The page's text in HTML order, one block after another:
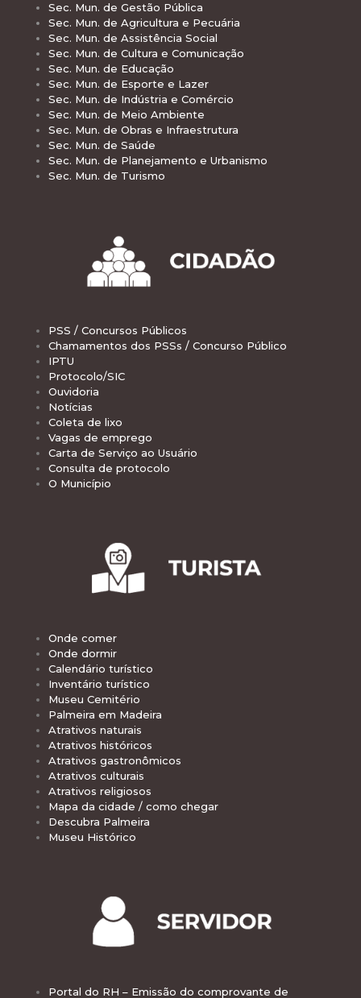
Sec. Mun. de Gestão Pública
Sec. Mun. de Agricultura e Pecuária
Sec. Mun. de Assistência Social
Sec. Mun. de Cultura e Comunicação
Sec. Mun. de Educação
Sec. Mun. de Esporte e Lazer
Sec. Mun. de Indústria e Comércio
Sec. Mun. de Meio Ambiente
Sec. Mun. de Obras e Infraestrutura
Sec. Mun. de Saúde
Sec. Mun. de Planejamento e Urbanismo
Sec. Mun. de Turismo
PSS / Concursos Públicos
Chamamentos dos PSSs / Concurso Público
IPTU
Protocolo/SIC
Ouvidoria
Notícias
Coleta de lixo
Vagas de emprego
Carta de Serviço ao Usuário
Consulta de protocolo
O Município
Onde comer
Onde dormir
Calendário turístico
Inventário turístico
Museu Cemitério
Palmeira em Madeira
Atrativos naturais
Atrativos históricos
Atrativos gastronômicos
Atrativos culturais
Atrativos religiosos
Mapa da cidade / como chegar
Descubra Palmeira
Museu Histórico
Portal do RH – Emissão do comprovante de